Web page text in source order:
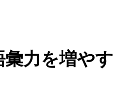
力を増やす